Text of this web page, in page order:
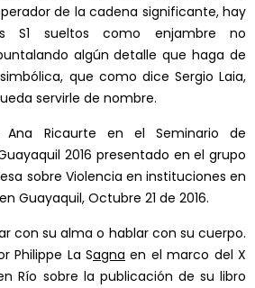
de la cadena significante, hay
S1 sueltos como enjambre no
algún detalle que haga de
que como dice Sergio Laia,
servirle de nombre.
Ana Ricaurte en el Seminario de
2016 presentado en el grupo
sobre Violencia en instituciones en
Guayaquil, Octubre 21 de 2016.
con su alma o hablar con su cuerpo.
Philippe La Sagna en el marco del X
Río sobre la publicación de su libro